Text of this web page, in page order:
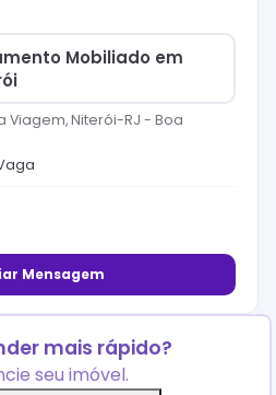
Mobiliado em
Viagem, Niterói-RJ - Boa
Mensagem
mais rápido?
seu imóvel.